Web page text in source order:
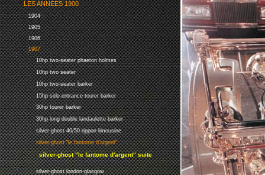
LES ANNEES 1900
1904
1905
1906
1907
10hp two-seater phaeton holmes
10hp two seater
10hp two-seater barker
15hp side-entrance tourer barker
30hp tourer barker
30hp long double landaulette barker
silver-ghost 40/50 rippon limousine
silver-ghost "le fantome d'argent"
silver-ghost "le fantome d'argent" suite
silver-ghost london-glasgow